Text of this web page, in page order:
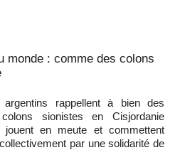
monde : comme des colons
argentins rappellent à bien des
sionistes en Cisjordanie
jouent en meute et commettent
par une solidarité de